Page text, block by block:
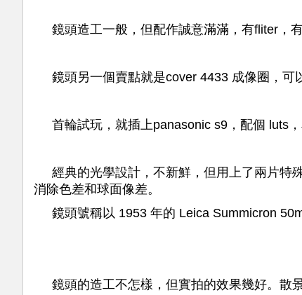
鏡頭造工一般，但配作誠意滿滿，有fliter，
鏡頭另一個賣點就是cover 4433 成像圈，可
首輪試玩，就插上panasonic s9，配個 luts，
經典的光學設計，不新鮮，但用上了兩片特
消除色差和球面像差。
鏡頭號稱以 1953 年的 Leica Summicron
鏡頭的造工不怎樣，但實拍的效果幾好。散